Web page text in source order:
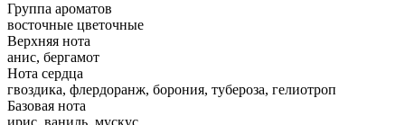
Группа ароматов
восточные цветочные
Верхняя нота
анис, бергамот
Нота сердца
гвоздика, флердоранж, борония, тубероза, гелиотроп
Базовая нота